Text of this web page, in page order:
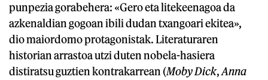
punpezia gorabehera: «Gero eta litekeenagoa da
azkenaldian gogoan ibili dudan txangoari ekitea»,
dio maiordomo protagonistak. Literaturaren
historian arrastoa utzi duten nobela-hasiera
distiratsu guztien kontrakarrean (Moby Dick,Anna